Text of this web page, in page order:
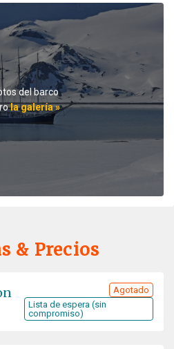
Joachim und den Guides
seemännischem Können
stets für neue Eindrücke
trip, it was spectacular and
softened by modern
excellent - very
and the captain knows his
An experience we will
our lives.
del barco
la galería »
& Precios
Agotado
Lista de espera (sin
compromiso)